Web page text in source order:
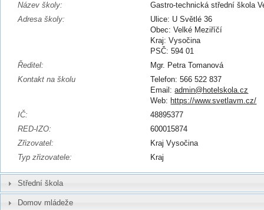
Název školy:
Gastro-technická střední škola
Adresa školy:
Ulice: U Světlé 36
Obec: Velké Meziříčí
Kraj: Vysočina
PSČ: 594 01
Ředitel:
Mgr. Petra Tomanová
Kontakt na školu
Telefon: 566 522 837
Email:admin@hotelskola.cz
Web: https://www.svetlavm.cz/
IČ:
48895377
RED-IZO:
600015874
Zřizovatel:
Kraj Vysočina
Typ zřizovatele:
Kraj
Střední škola
Domov mládeže